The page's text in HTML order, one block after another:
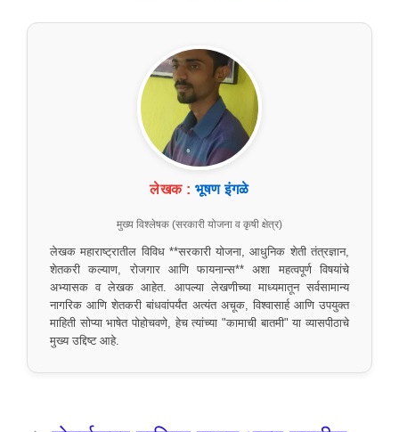
लेखक : भूषण इंगळे
मुख्य विश्लेषक (सरकारी योजना व कृषी क्षेत्र)
लेखक महाराष्ट्रातील विविध **सरकारी योजना, आधुनिक शेती तंत्रज्ञान,
शेतकरी कल्याण, रोजगार आणि फायनान्स** अशा महत्वपूर्ण विषयांचे
अभ्यासक व लेखक आहेत. आपल्या लेखणीच्या माध्यमातून सर्वसामान्य
नागरिक आणि शेतकरी बांधवांपर्यंत अत्यंत अचूक, विश्वासार्ह आणि उपयुक्त
माहिती सोप्या भाषेत पोहोचवणे, हेच त्यांच्या "कामाची बातमी" या व्यासपीठाचे
मुख्य उद्दिष्ट आहे.